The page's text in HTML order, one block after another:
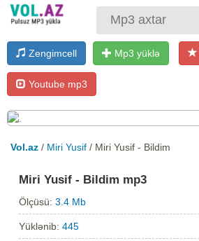
Zengimcell Mp3 yüklə
Youtube mp3
Vol.az / Miri Yusif / Miri Yusif - Bildim
Miri Yusif - Bildim mp3
Ölçüsü:3.4 Mb
Yüklənib:445